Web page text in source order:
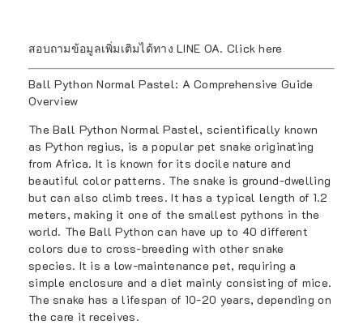
สอบถามข้อมูลเพิ่มเติมได้ทาง LINE OA. Click here
Ball Python Normal Pastel: A Comprehensive Guide
Overview
The Ball Python Normal Pastel, scientifically known
as Python regius, is a popular pet snake originating
from Africa. It is known for its docile nature and
beautiful color patterns. The snake is ground-dwelling
but can also climb trees. It has a typical length of 1.2
meters, making it one of the smallest pythons in the
world. The Ball Python can have up to 40 different
colors due to cross-breeding with other snake
species. It is a low-maintenance pet, requiring a
simple enclosure and a diet mainly consisting of mice.
The snake has a lifespan of 10-20 years, depending on
the care it receives.